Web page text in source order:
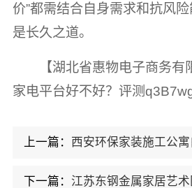
价”都需结合自身需求和抗风
是长久之道。
【湖北省惠物电子商务
家电平台好不好？评测
上一篇： 西安环保家装施工公
下一篇： 江苏东钢金属家居艺术匠心